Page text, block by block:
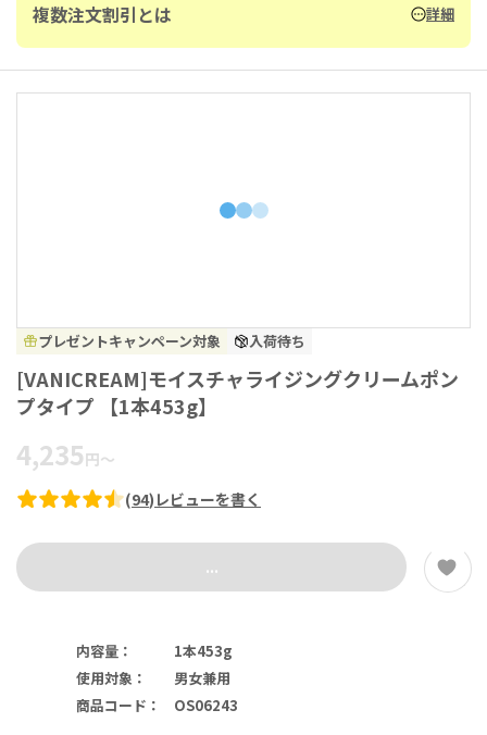
複数注文割引とは 詳細
プレゼントキャンペーン対象 入荷待ち
[VANICREAM]モイスチャライジングクリームポン
プタイプ 【1本453g】
4,235円～
(94) レビューを書く
...
内容量 ：
1本453g
使用対象 ：
男女兼用
商品コード ： OS06243